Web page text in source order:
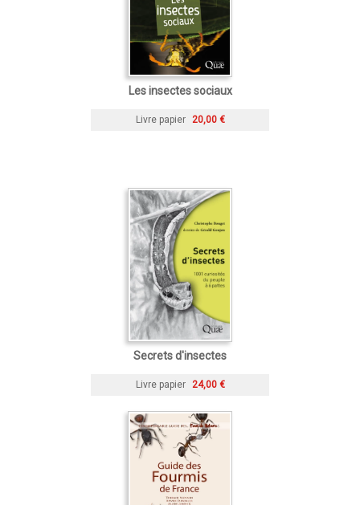
Les insectes sociaux
Livre papier 20,00 €
Secrets d'insectes
Livre papier 24,00 €